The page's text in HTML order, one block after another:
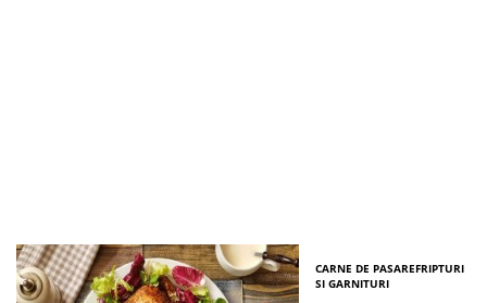
CARNE DE PASAREFRIPTURI
SI GARNITURI